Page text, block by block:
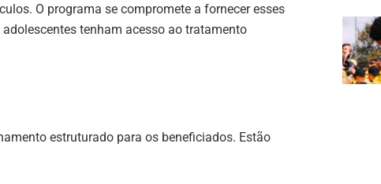
O programa se compromete a fornecer esses
tenham acesso ao tratamento
estruturado para os beneficiados. Estão